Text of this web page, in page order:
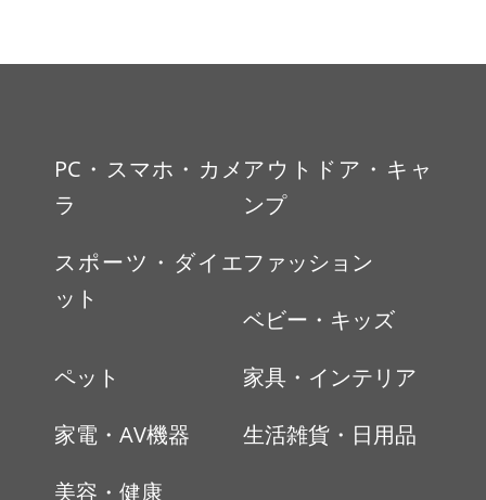
PC・スマホ・カメ
ラ
アウトドア・キャ
ンプ
スポーツ・ダイエ
ット
ファッション
ベビー・キッズ
ペット
家具・インテリア
家電・AV機器
生活雑貨・日用品
美容・健康